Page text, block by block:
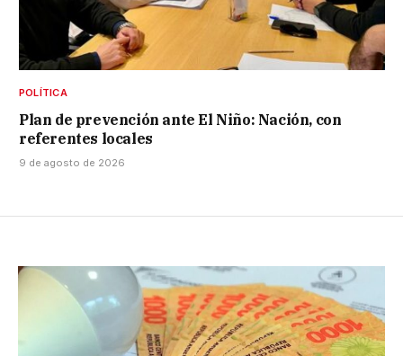
POLÍTICA
Plan de prevención ante El Niño: Nación, con
referentes locales
9 de agosto de 2026